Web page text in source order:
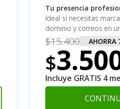
Tu presencia
Ideal si necesitas
dominio y correos en
$15.400 AHORRA
$
Incluye GRATIS 4